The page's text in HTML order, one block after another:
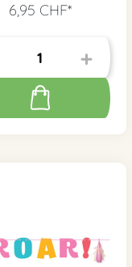
6,95 CHF*